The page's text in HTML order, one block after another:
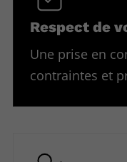
Respect de
Une prise en
contraintes et